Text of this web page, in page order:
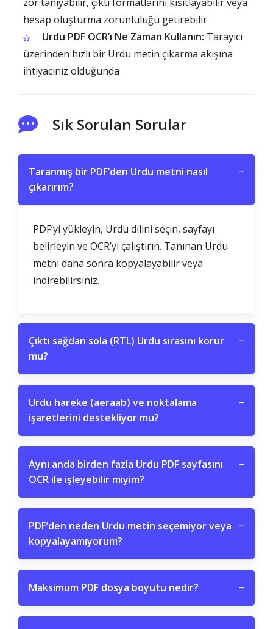
hesap oluşturma zorunluluğu getirebilir
Urdu PDF OCR’ı Ne Zaman Kullanın: Tarayıcı
üzerinden hızlı bir Urdu metin çıkarma akışına
ihtiyacınız olduğunda
Sık Sorulan Sorular
Taranmış bir PDF’den Urdu metni nasıl
çıkarırım?
−
PDF’yi yükleyin, Urdu dilini seçin, sayfayı
belirleyin ve OCR’yi çalıştırın. Tanınan Urdu
metni daha sonra kopyalayabilir veya
indirebilirsiniz.
Çıktı sağdan sola (RTL) Urdu sırasını korur
mu?
−
Urdu hareke (aeraab) ve noktalama
işaretlerini destekliyor mu?
−
Aynı anda birden fazla Urdu PDF sayfasını
OCR ile işleyebilir miyim?
−
PDF’den neden Urdu metin seçemiyor veya
kopyalayamıyorum?
−
Maksimum PDF dosya boyutu nedir? −